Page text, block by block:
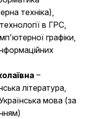
техніка),
в ГРС,
графіки,
–
література,
мова (за